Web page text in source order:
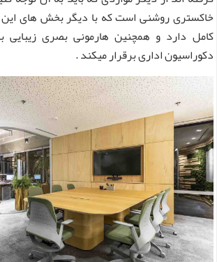
خاکستری روشنی است که با دیگر بخش های این
کامل دارد و همچنین هارمونی بصری زیبایی
دکوراسیون اداری برقرار میکند .